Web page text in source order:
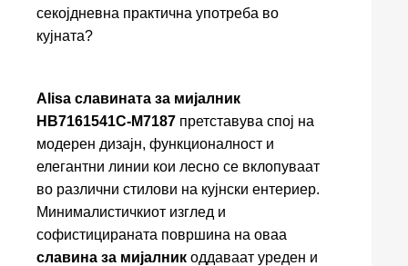
секојдневна практична употреба во
кујната?
Alisa славината за мијалник
HB7161541C-M7187 претставува спој на
модерен дизајн, функционалност и
елегантни линии кои лесно се вклопуваат
во различни стилови на кујнски ентериер.
Минималистичкиот изглед и
софистицираната површина на оваа
славина за мијалник оддаваат уреден и